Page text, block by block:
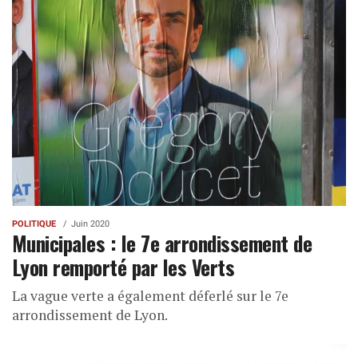
POLITIQUE Juin 2020
Municipales : le 7e arrondissement de
Lyon remporté par les Verts
La vague verte a également déferlé sur le 7e
arrondissement de Lyon.